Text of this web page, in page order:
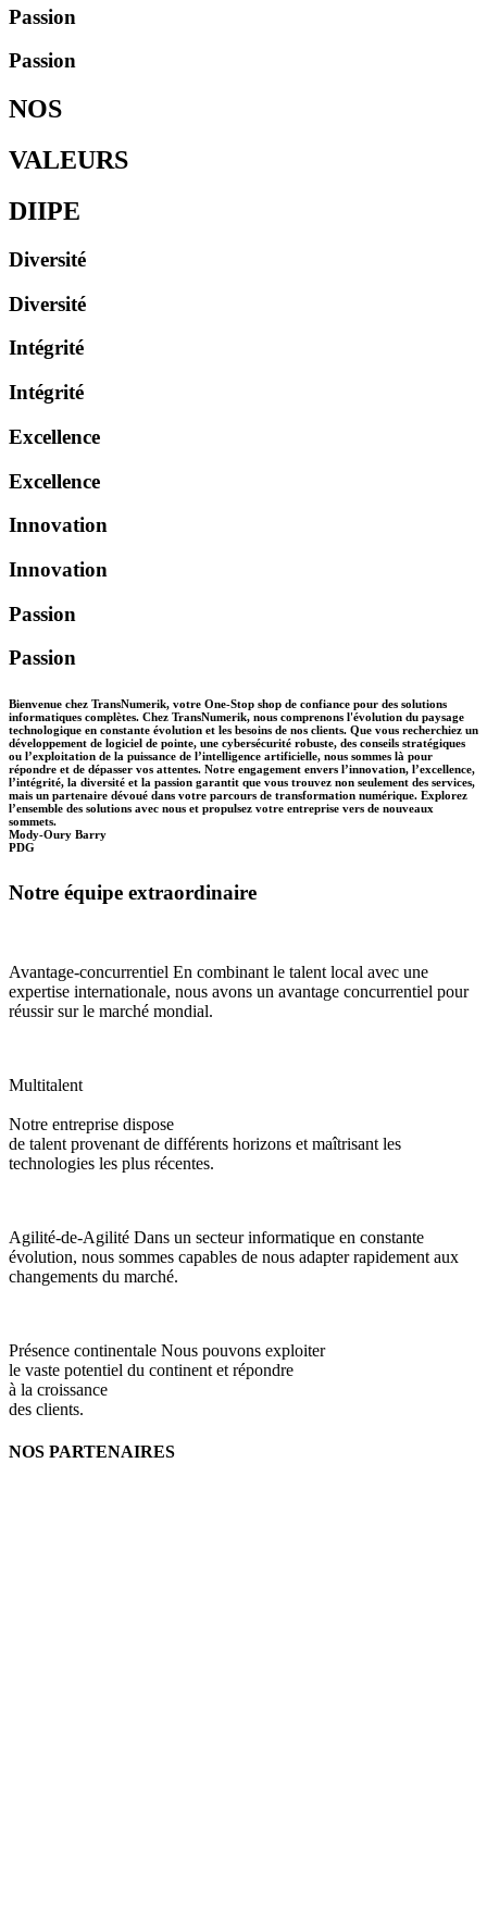
Passion
Passion
NOS
VALEURS
DIIPE
Diversité
Diversité
Intégrité
Intégrité
Excellence
Excellence
Innovation
Innovation
Passion
Passion
Bienvenue chez TransNumerik, votre One-Stop shop de confiance pour des solutions
informatiques complètes. Chez TransNumerik, nous comprenons l'évolution du paysage
technologique en constante évolution et les besoins de nos clients. Que vous recherchiez un
développement de logiciel de pointe, une cybersécurité robuste, des conseils stratégiques
ou l’exploitation de la puissance de l’intelligence artificielle, nous sommes là pour
répondre et de dépasser vos attentes. Notre engagement envers l’innovation, l’excellence,
l’intégrité, la diversité et la passion garantit que vous trouvez non seulement des services,
mais un partenaire dévoué dans votre parcours de transformation numérique. Explorez
l’ensemble des solutions avec nous et propulsez votre entreprise vers de nouveaux
sommets.
Mody-Oury Barry
PDG
Notre équipe extraordinaire
Avantage-concurrentiel En combinant le talent local avec une
expertise internationale, nous avons un avantage concurrentiel pour
réussir sur le marché mondial.
Multitalent
Notre entreprise dispose
de talent provenant de différents horizons et maîtrisant les
technologies les plus récentes.
Agilité-de-Agilité Dans un secteur informatique en constante
évolution, nous sommes capables de nous adapter rapidement aux
changements du marché.
Présence continentale Nous pouvons exploiter
le vaste potentiel du continent et répondre
à la croissance
des clients.
NOS PARTENAIRES